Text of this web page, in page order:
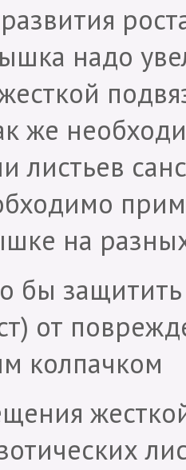
надо
же
листьев
на
бы
от
колпачком